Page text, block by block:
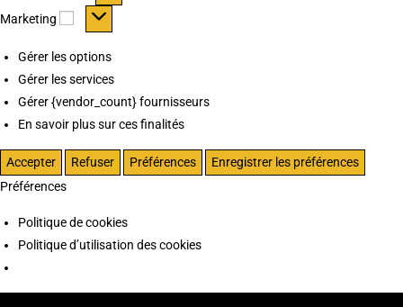
Marketing Marketing
Gérer les options
Gérer les services
Gérer {vendor_count} fournisseurs
En savoir plus sur ces finalités
Accepter Refuser Préférences
Enregistrer les préférences
Préférences
Politique de cookies
Politique d’utilisation des cookies